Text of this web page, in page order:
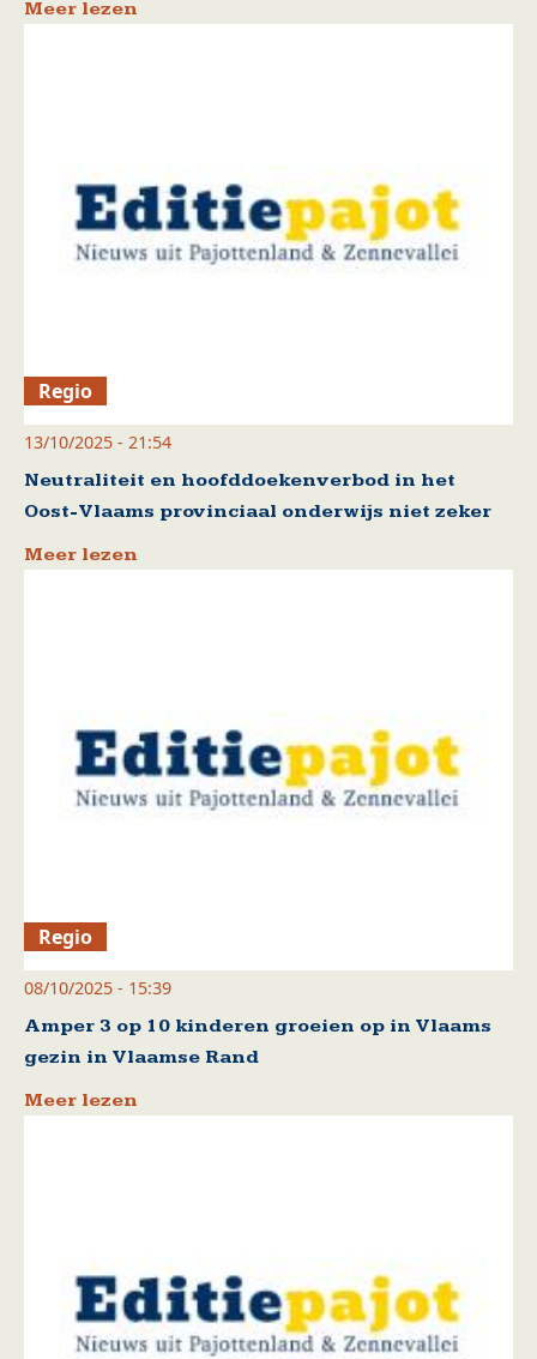
Meer lezen
Regio
13/10/2025 - 21:54
Neutraliteit en hoofddoekenverbod in het
Oost-Vlaams provinciaal onderwijs niet zeker
Meer lezen
Regio
08/10/2025 - 15:39
Amper 3 op 10 kinderen groeien op in Vlaams
gezin in Vlaamse Rand
Meer lezen